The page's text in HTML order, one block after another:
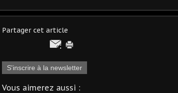
Partager cet article
S'inscrire à la newsletter
Vous aimerez aussi :